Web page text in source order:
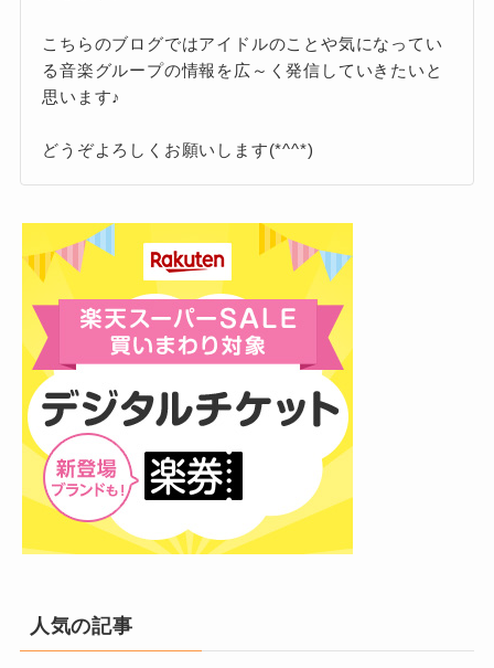
ジュアルに、多くのファンがときめいていま
す。
素朴さや自然体なところがかわいい！
もちろん、幾田さんの「かわいさ」はビジュア
ルだけにとどまりません。彼女の魅力は、その
素朴さや自然体な雰囲気にも表れています。
ぷっくりとした頬、やさしく笑う口元、くしゃ
っとなる目元の笑顔など、見ている人をホッと
させるような“素のかわいさ”がにじみ出ているん
ですよね。
最近では作り込まれたビジュアルより
も、自然体な姿に魅力を感じる人が増え
すいかわいさ”の代表ともいえる存在で
な話題に！
普段のナチュラルな雰囲気とはまた違う、華や
かでアーティスティックな一面を披露し、ファ
また同年10月に発売された『Numéro
TOKYO』12月号特装版では、Diorのコ
レクションを身にまとい、美脚を大胆に
見せるカットなどもあり、“写真集さなが
ら”のボリュームでファンを驚かせまし
た。
こちらのブログではアイドルのことや気になってい
る音楽グループの情報を広～く発信していきたいと
思います♪
どうぞよろしくお願いします(*^^*)
人気の記事